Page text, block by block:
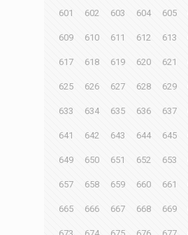
601 602 603 604 605
609 610 611 612 613
617 618 619 620 621
625 626 627 628 629
633 634 635 636 637
641 642 643 644 645
649 650 651 652 653
657 658 659 660 661
665 666 667 668 669